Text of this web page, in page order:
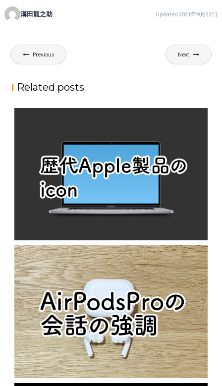
溝田龍之助 Updated 2021年9月22日
投
稿
ビ
Previous Next
Related posts
歴代APPLE製品のICON
N MacOS